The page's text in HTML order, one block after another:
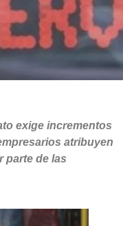
exige incrementos
atribuyen
parte de las